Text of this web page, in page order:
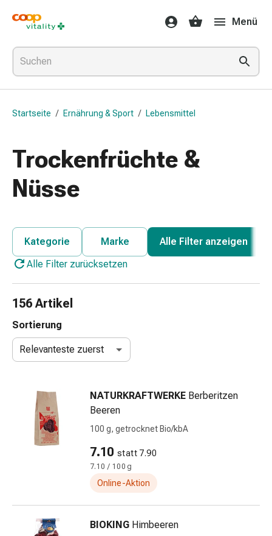
Medikamente
&
Gesundheit
Grippe
&
Erkältung
Grippe-
Erkältung
Medikamente
Husten
Inhalationsgeräte
Zubehör
Wund-
&
Brandversorgung
Kompressen
Fingerverbände
Fixationspflaster
Kompressionsbinden
Pflaster
Pflasterbinden,
Zubehör
Menü
Startseite / Ernährung & Sport / Lebensmittel
Trockenfrüchte &
Nüsse
Kategorie Marke
Alle Filter anzeigen
Alle Filter zurücksetzen
156 Artikel
Sortierung
Relevanteste zuerst
NATURKRAFTWERKE Berberitzen
Beeren
100 g, getrocknet Bio/kbA
7.10 statt 7.90
7.10 / 100 g
Online-Aktion
BIOKING Himbeeren